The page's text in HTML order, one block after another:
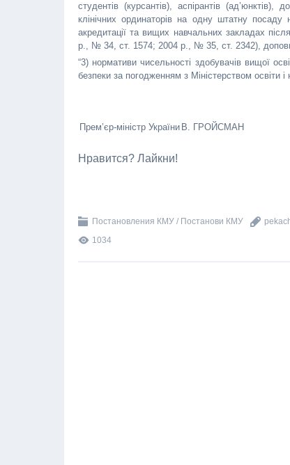
студентів (курсантів), аспірантів (ад’юнктів),
клінічних ординаторів на одну штатну
акредитації та вищих навчальних закладах
р., № 34, ст. 1574; 2004 р., № 35, ст. 2342),
“3) нормативи чисельності здобувачів вищої
безпеки за погодженням з Міністерством освіти і
Прем’єр-міністр України В. ГРОЙСМАН
Нравится? Лайкни!
Постановления КМУ / Постанови КМУ
1034